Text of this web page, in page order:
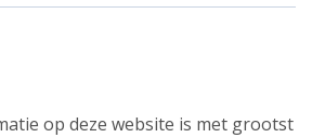
op deze website is met grootst